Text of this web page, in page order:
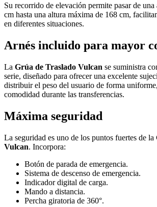
Su recorrido de elevación permite pasar de
cm hasta una altura máxima de 168 cm,
en diferentes situaciones.
Arnés incluido para mayor
La Grúa de Traslado Vulcan se suministra
serie, diseñado para ofrecer una excelente
distribuir el peso del usuario de forma
comodidad durante las transferencias.
Máxima seguridad
La seguridad es uno de los puntos fuertes de la
Vulcan. Incorpora:
Botón de parada de emergencia.
Sistema de descenso de emergencia.
Indicador digital de carga.
Mando a distancia.
Percha giratoria de 360°.